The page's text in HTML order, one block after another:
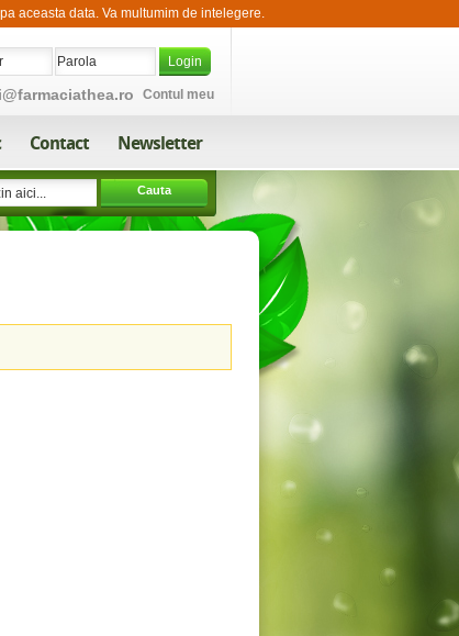
aceasta data. Va multumim de intelegere.
Login
Contul meu
Contact Newsletter
Cauta